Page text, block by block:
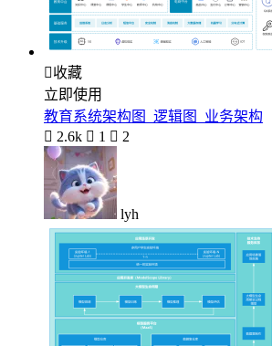
收藏
立即使用
教育系统架构图_逻辑图_业务架构
 2.6k  1  2
lyh